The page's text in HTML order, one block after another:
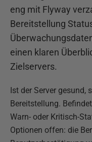
eng mit Flyway
Bereitstellung
einen klaren
Zielservers.
Ist der Server
Bereitstellung.
Warn- oder Kritisch-
Optionen offen: die